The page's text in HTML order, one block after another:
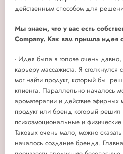
действенным способом для
Мы знаем, что у вас есть
Company. Как вам пришла идея
- Идея была в голове очень давно,
карьеру массажиста. Я
мог найти продукт, который бы
клиента. Параллельно началось
ароматерапии и действие эфирных
продукт или бренд который
психоэмоциональные и
Таковых очень мало, можно
началось создание бренда.